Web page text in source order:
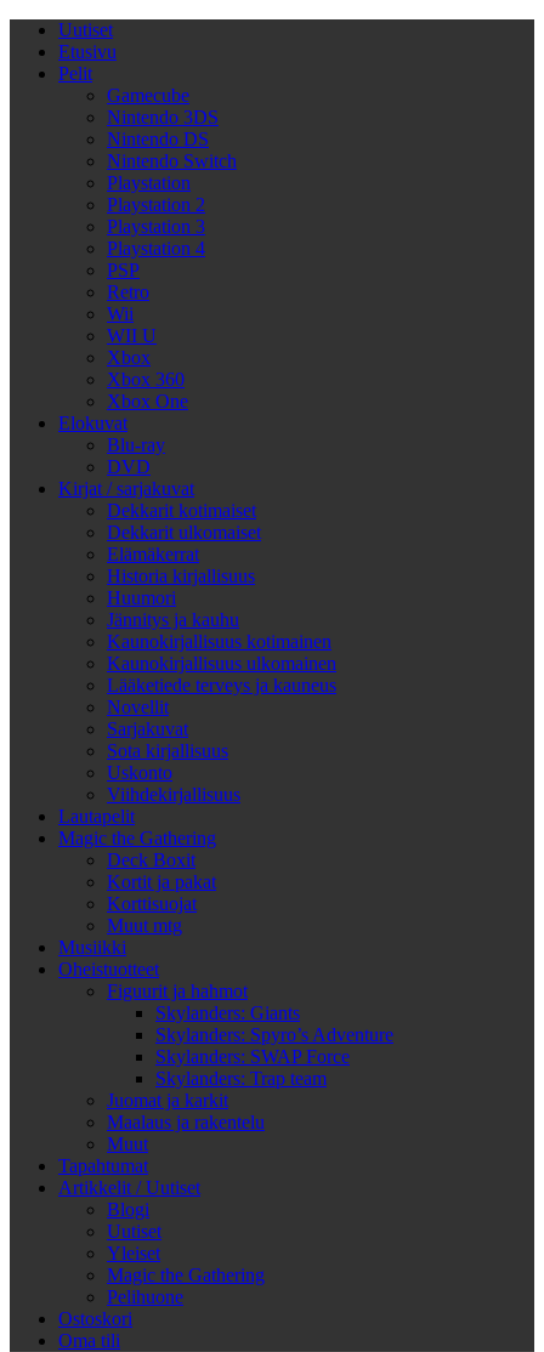
Uutiset
Etusivu
Pelit
Gamecube
Nintendo 3DS
Nintendo DS
Nintendo Switch
Playstation
Playstation 2
Playstation 3
Playstation 4
PSP
Retro
Wii
WII U
Xbox
Xbox 360
Xbox One
Elokuvat
Blu-ray
DVD
Kirjat / sarjakuvat
Dekkarit kotimaiset
Dekkarit ulkomaiset
Elämäkerrat
Historia kirjallisuus
Huumori
Jännitys ja kauhu
Kaunokirjallisuus kotimainen
Kaunokirjallisuus ulkomainen
Lääketiede terveys ja kauneus
Novellit
Sarjakuvat
Sota kirjallisuus
Uskonto
Viihdekirjallisuus
Lautapelit
Magic the Gathering
Deck Boxit
Kortit ja pakat
Korttisuojat
Muut mtg
Musiikki
Oheistuotteet
Figuurit ja hahmot
Skylanders: Giants
Skylanders: Spyro’s Adventure
Skylanders: SWAP Force
Skylanders: Trap team
Juomat ja karkit
Maalaus ja rakentelu
Muut
Tapahtumat
Artikkelit / Uutiset
Blogi
Uutiset
Yleiset
Magic the Gathering
Pelihuone
Ostoskori
Oma tili